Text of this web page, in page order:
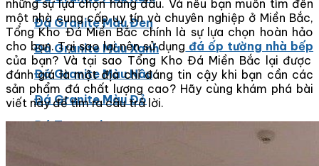
Đá Granite Màu Đen
Đá Granite Màu Xanh
Đá Granite Màu Nâu
Đá Granite Màu Đỏ
Đá Travertine
những sự lựa chọn hàng đầu. Và nếu bạn muốn tìm đến
một nhà cung cấp uy tín và chuyên nghiệp ở Miền Bắc,
Tổng Kho Đá Miền Bắc chính là sự lựa chọn hoàn hảo
cho bạn. Tại sao lại nên sử dụng đá ốp tường nhà bếp
của bạn? Và tại sao Tổng Kho Đá Miền Bắc lại được
đánh giá là một địa chỉ đáng tin cậy khi bạn cần các
sản phẩm đá chất lượng cao? Hãy cùng khám phá bài
viết này để tìm ra câu trả lời.